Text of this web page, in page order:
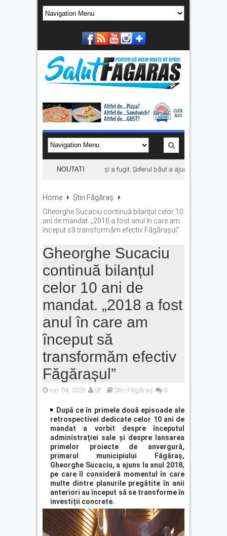
NOUTATI
provocat un accident pe DN1 și a fugit. Șoferul băut a ajuns în arest
Home
Știri Făgăraș
Gheorghe Sucaciu continuă bilanțul celor 10
ani de mandat. „2018 a fost anul în care am
început să transformăm efectiv Făgărașul”
Gheorghe Sucaciu
continuă bilanțul
celor 10 ani de
mandat. „2018 a fost
anul în care am
început să
transformăm efectiv
Făgărașul”
iun. 04, 2026 SF Știri Făgăraș 0
După ce în primele două episoade ale
retrospectivei dedicate celor 10 ani de
mandat a vorbit despre începutul
administrației sale și despre lansarea
primelor proiecte de anvergură,
primarul municipiului Făgăraș,
Gheorghe Sucaciu, a ajuns la anul 2018,
pe care îl consideră momentul în care
multe dintre planurile pregătite în anii
anteriori au început să se transforme în
investiții concrete.